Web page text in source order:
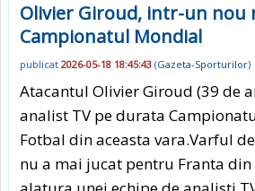
Olivier Giroud, intr-un nou
Campionatul Mondial
publicat 2026-05-18 18:45:43 (Gazeta-Sporturilor)
Atacantul Olivier Giroud (39 de
analist TV pe durata
Fotbal din aceasta vara.Varful
nu a mai jucat pentru Franta din